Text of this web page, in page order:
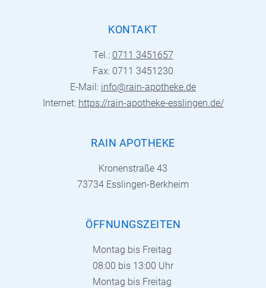
KONTAKT
Tel.: 0711 3451657
Fax: 0711 3451230
E-Mail: info@rain-apotheke.de
Internet: https://rain-apotheke-esslingen.de/
RAIN APOTHEKE
Kronenstraße 43
73734 Esslingen-Berkheim
ÖFFNUNGSZEITEN
Montag bis Freitag
08:00 bis 13:00 Uhr
Montag bis Freitag